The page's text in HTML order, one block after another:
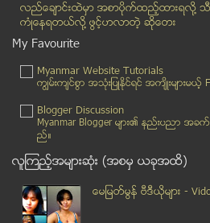
စစ္ေတြတြင္ ျပည္သူ ၃၀၀၀ ခန္႕က
၁၅၀၀ တန္ဖုန္းမ်ား စတင္အသံုးျပဳရန္ ရ
ထမင္းမခ်က္သည့္ ေယာက်္ားကို မိန္းမျဖ
ေယာက္်ားယူရမည္စုိး၍ ေသေၾကာင္
အုန္းဖ်န္ ဒုကၡသည္စခန္း မီးေလာင္
သံလြင္ေရကာတာစီမံကိန္းမ်ား ရပ္တန္
သကၤန္းကြ်န္းတြင္ ေဒသဖြံ႔ၿဖဳိးေရးရန္
လည္ေခ်ာင္းထဲမွာ အစာပိုက္ထည့္ထားရလုိ႔ သီ
ကံဳေနရတယ္လို႔ ဖြင့္ဟလာတဲ့ ဆုိေတး
My Favourite
Myanmar Website Tutorials
ကၽြမ္းက်င္စြာ အသုံးျပဳႏုိင္ရင္ အက်ိဳးမ်ားမယ့္
Blogger Discussion
Myanmar Blogger မ်ား၏ နည္းပညာ
ည္။
လူၾကည့္အမ်ားဆုံး (အစမွ ယခုအထိ)
ေမျမတ္မြန္ ဗီဒီယုိမ်ား -